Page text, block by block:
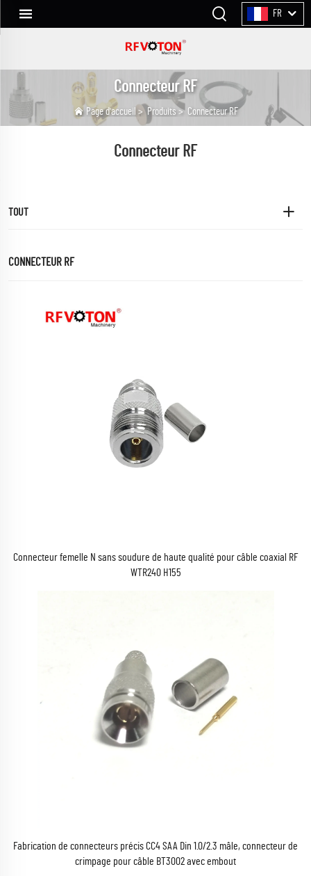
FR
Connecteur RF
Page d'accueil > Produits > Connecteur RF
Connecteur RF
TOUT
CONNECTEUR RF
Connecteur femelle N sans soudure de haute qualité pour câble coaxial RF
WTR240 H155
Fabrication de connecteurs précis CC4 SAA Din 1.0/2.3 mâle, connecteur de
crimpage pour câble BT3002 avec embout